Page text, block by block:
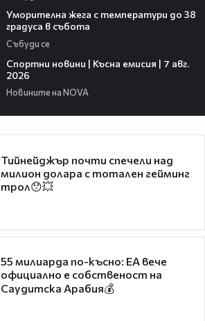
Уморителна жега с температури до 38
градуса в събота
Събуди се
Спортни новини | Късна емисия | 7 авг.
2026
Новините на NOVA
Тийнейджър почти спечели над
милион долара с тотален гейминг
трол😯💥
55 милиарда по-късно: EA вече
официално е собственост на
Саудитска Арабия💰